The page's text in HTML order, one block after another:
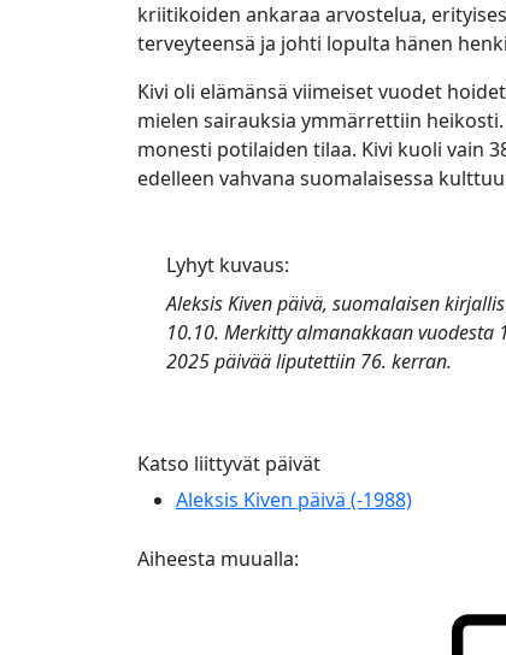
kriitikoiden ankaraa arvostelua,
terveyteensä ja johti lopulta hänen
Kivi oli elämänsä viimeiset vuodet
mielen sairauksia ymmärrettiin
monesti potilaiden tilaa. Kivi kuoli vain
edelleen vahvana suomalaisessa
Lyhyt kuvaus:
Aleksis Kiven päivä, suomalaisen
10.10. Merkitty almanakkaan
2025 päivää liputettiin 76. kerran.
Katso liittyvät päivät
Aleksis Kiven päivä (-1988)
Aiheesta muualla: